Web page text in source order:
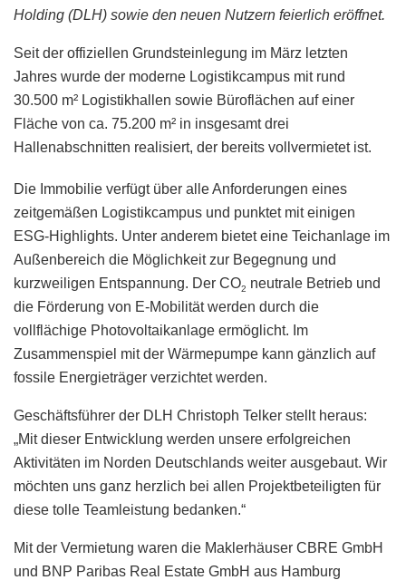
Holding (DLH) sowie den neuen Nutzern feierlich eröffnet.
Seit der offiziellen Grundsteinlegung im März letzten
Jahres wurde der moderne Logistikcampus mit rund
30.500 m² Logistikhallen sowie Büroflächen auf einer
Fläche von ca. 75.200 m² in insgesamt drei
Hallenabschnitten realisiert, der bereits vollvermietet ist.
Die Immobilie verfügt über alle Anforderungen eines
zeitgemäßen Logistikcampus und punktet mit einigen
ESG-Highlights. Unter anderem bietet eine Teichanlage im
Außenbereich die Möglichkeit zur Begegnung und
kurzweiligen Entspannung. Der CO2 neutrale Betrieb und
die Förderung von E-Mobilität werden durch die
vollflächige Photovoltaikanlage ermöglicht. Im
Zusammenspiel mit der Wärmepumpe kann gänzlich auf
fossile Energieträger verzichtet werden.
Geschäftsführer der DLH Christoph Telker stellt heraus:
„Mit dieser Entwicklung werden unsere erfolgreichen
Aktivitäten im Norden Deutschlands weiter ausgebaut. Wir
möchten uns ganz herzlich bei allen Projektbeteiligten für
diese tolle Teamleistung bedanken.“
Mit der Vermietung waren die Maklerhäuser CBRE GmbH
und BNP Paribas Real Estate GmbH aus Hamburg